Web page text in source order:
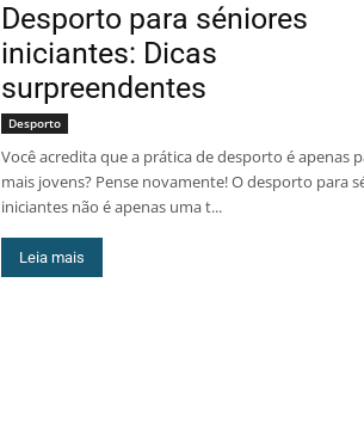
Desporto para séniores
iniciantes: Dicas
surpreendentes
Desporto
Você acredita que a prática de desporto é apenas
mais jovens? Pense novamente! O desporto para
iniciantes não é apenas uma t...
Leia mais